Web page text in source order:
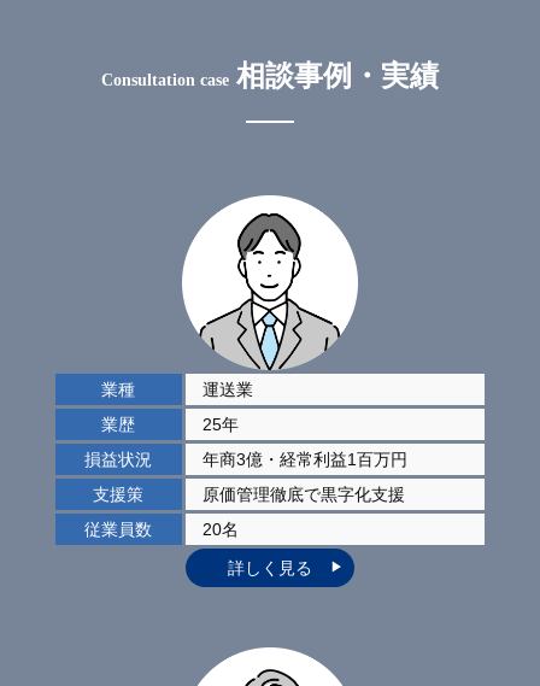
Consultation case 相談事例・実績
業種
運送業
業歴
25年
損益状況
年商3億・経常利益1百万円
支援策
原価管理徹底で黒字化支援
従業員数
20名
詳しく見る